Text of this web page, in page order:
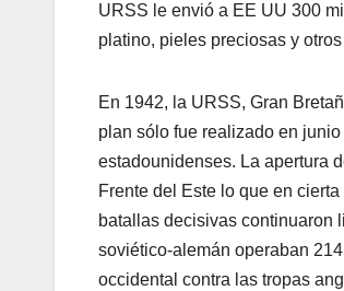
URSS le envió a EE UU 300
platino, pieles preciosas y
En 1942, la URSS, Gran
plan sólo fue realizado en
estadounidenses. La apertura
Frente del Este lo que en
batallas decisivas continuaron
soviético-alemán operaban
occidental contra las tropas